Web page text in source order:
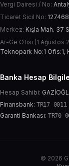
Vergi Dairesi / No:
Ticaret Sicil No: 127468
Merkez: Kışla Mah. 37
Ar-Ge Ofisi (1 Ağustos
Teknopark No:1 Ofis:1,
Banka Hesap
Hesap Sahibi:
Finansbank: TR17
Garanti Bankası: TR70
© 2026